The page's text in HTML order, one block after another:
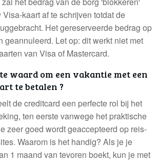
kaart af te schrijven totdat de
Het gereserveerde bedrag op
geannuleerd. Let op: dit werkt niet met
van Visa of Mastercard.
waard om een vakantie met een
te betalen ?
de creditcard een perfecte rol bij het
ten eerste vanwege het praktische
zeer goed wordt geaccepteerd op reis-
Waarom is het handig? Als je je
1 maand van tevoren boekt, kun je met